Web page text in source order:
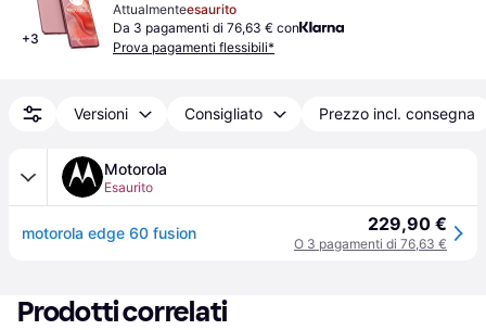
+3
Attualmenteesaurito
Da 3 pagamenti di 76,63 € con
Prova pagamenti flessibili*
Versioni Consigliato Prezzo incl. consegna
Motorola
Esaurito
motorola edge 60 fusion 229,90 €
O 3 pagamenti di 76,63 €
Prodotti correlati